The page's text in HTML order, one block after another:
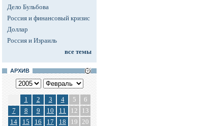
Дело Бульбова
Россия и финансовый кризис
Доллар
Россия и Израиль
все темы
АРХИВ
1 2 3 4 5
6
7
8 9 10 11 12
13
14
15 16 17 18 19 20